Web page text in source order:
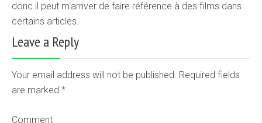
donc il peut m'arriver de faire référence à des films dans
certains articles.
Leave a Reply
Your email address will not be published. Required fields
are marked *
Comment